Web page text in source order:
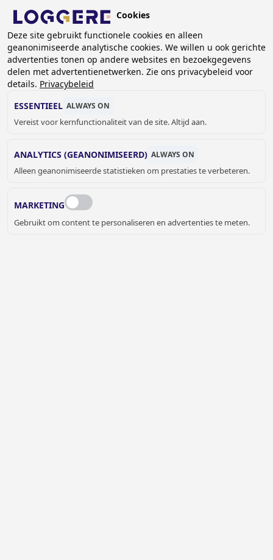
Overslaan
naar
de
inhoud
gaan
Cookies
Deze site gebruikt functionele cookies en alleen
geanonimiseerde analytische cookies. We willen u ook gerichte
advertenties tonen op andere websites en bezoekgegevens
delen met advertentienetwerken. Zie ons privacybeleid voor
details. Privacybeleid
ESSENTIEEL ALWAYS ON
Vereist voor kernfunctionaliteit van de site. Altijd aan.
ANALYTICS (GEANONIMISEERD) ALWAYS ON
Alleen geanonimiseerde statistieken om prestaties te verbeteren.
MARKETING
Gebruikt om content te personaliseren en advertenties te meten.